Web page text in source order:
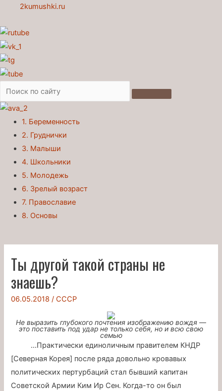
2kumushki.ru
1. Беременность
2. Груднички
3. Малыши
4. Школьники
5. Молодежь
6. Зрелый возраст
7. Православие
8. Основы
Ты другой такой страны не
знаешь?
06.05.2018 /СССР
Не выразить глубокого почтения изображению вождя —
это поставить под удар не только себя, но и всю свою
семью
…Практически единоличным правителем КНДР
[Северная Корея] после ряда довольно кровавых
политических пертурбаций стал бывший капитан
Советской Армии Ким Ир Сен. Когда-то он был